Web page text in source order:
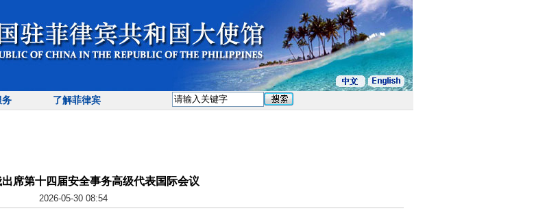
务 了解菲律宾
席第十四届安全事务高级代表国际会议
2026-05-30 08:54